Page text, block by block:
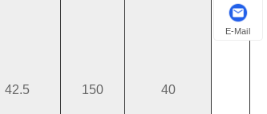
42.5 150 40
E-Mail